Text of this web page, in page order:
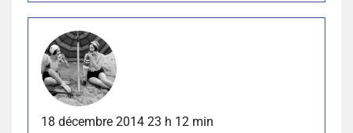
18 décembre 2014 23 h 12 min